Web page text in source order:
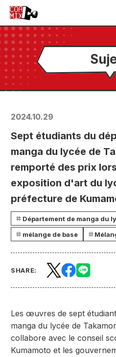
2024.10.29
Sept étudiants du
manga du lycée de
remporté des prix
exposition d'art du
préfecture de
Département de manga du
mélange de base
SHARE:
Les œuvres de sept
manga du lycée de
collabore avec le conseil
Kumamoto et les